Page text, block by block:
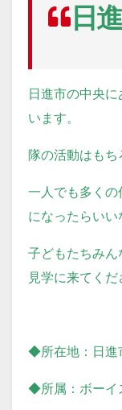
日
日進市の中央
います。
隊の活動はもち
一人でも多くの
になったらいい
子どもたちみん
見学に来てくだ
◆所在地：日進
◆所属：ボーイ